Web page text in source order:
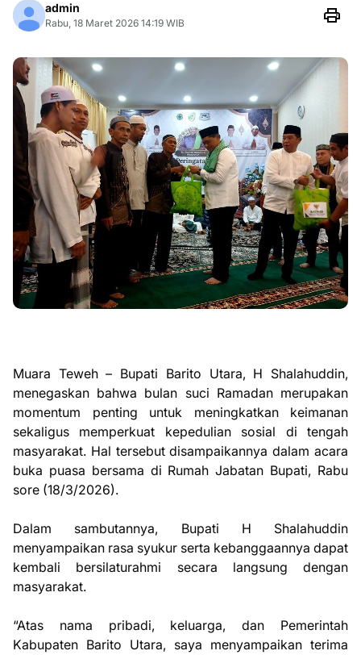
admin
Rabu, 18 Maret 2026 14:19 WIB
Muara Teweh – Bupati Barito Utara, H Shalahuddin,
menegaskan bahwa bulan suci Ramadan merupakan
momentum penting untuk meningkatkan keimanan
sekaligus memperkuat kepedulian sosial di tengah
masyarakat. Hal tersebut disampaikannya dalam acara
buka puasa bersama di Rumah Jabatan Bupati, Rabu
sore (18/3/2026).
Dalam sambutannya, Bupati H Shalahuddin
menyampaikan rasa syukur serta kebanggaannya dapat
kembali bersilaturahmi secara langsung dengan
masyarakat.
“Atas nama pribadi, keluarga, dan Pemerintah
Kabupaten Barito Utara, saya menyampaikan terima